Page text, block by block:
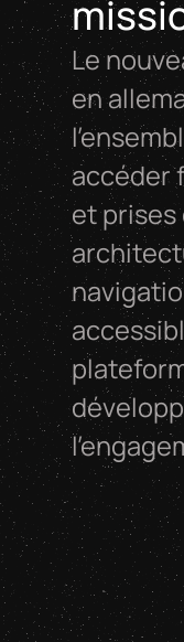
Le
en
accéder
et prises